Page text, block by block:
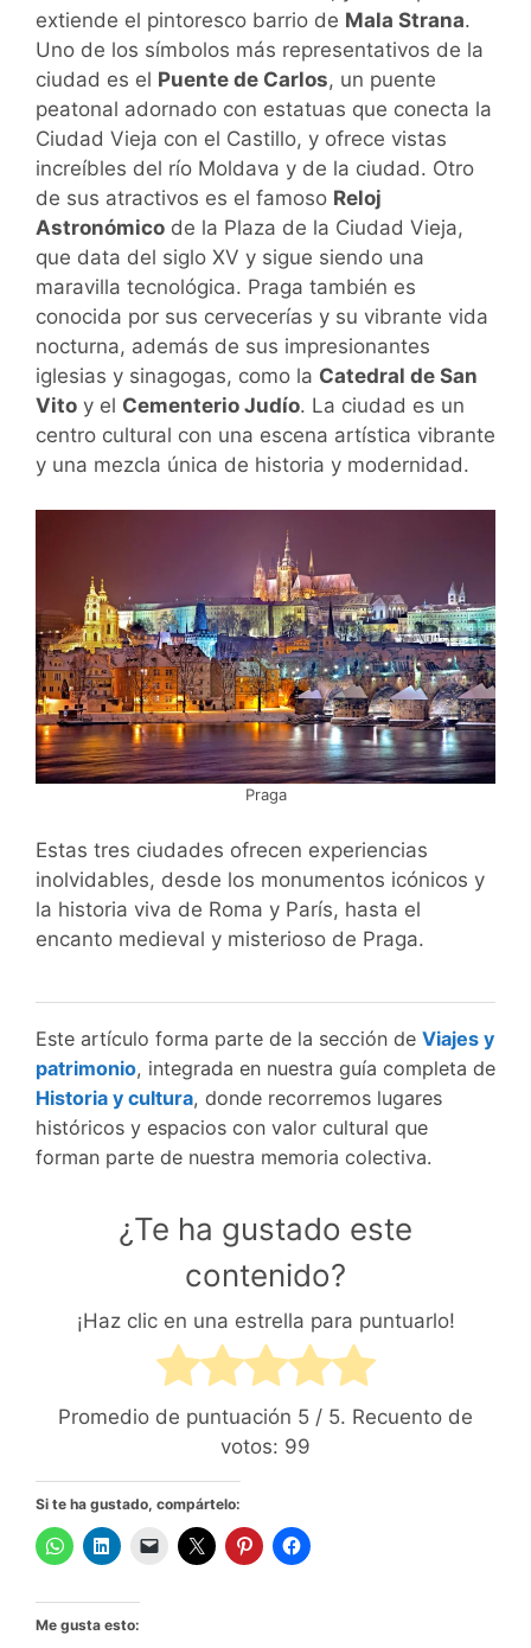
extiende el pintoresco barrio de Mala Strana.
Uno de los símbolos más representativos de la
ciudad es el Puente de Carlos, un puente
peatonal adornado con estatuas que conecta la
Ciudad Vieja con el Castillo, y ofrece vistas
increíbles del río Moldava y de la ciudad. Otro
de sus atractivos es el famoso Reloj
Astronómico de la Plaza de la Ciudad Vieja,
que data del siglo XV y sigue siendo una
maravilla tecnológica. Praga también es
conocida por sus cervecerías y su vibrante vida
nocturna, además de sus impresionantes
iglesias y sinagogas, como la Catedral de San
Vito y el Cementerio Judío. La ciudad es un
centro cultural con una escena artística vibrante
y una mezcla única de historia y modernidad.
Praga
Estas tres ciudades ofrecen experiencias
inolvidables, desde los monumentos icónicos y
la historia viva de Roma y París, hasta el
encanto medieval y misterioso de Praga.
Este artículo forma parte de la sección de Viajes y
patrimonio, integrada en nuestra guía completa de
Historia y cultura, donde recorremos lugares
históricos y espacios con valor cultural que
forman parte de nuestra memoria colectiva.
¿Te ha gustado este
contenido?
¡Haz clic en una estrella para puntuarlo!
Promedio de puntuación 5 / 5. Recuento de
votos: 99
Si te ha gustado, compártelo:
Me gusta esto: